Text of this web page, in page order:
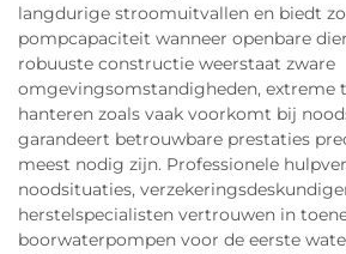
langdurige stroomuitvallen en biedt
pompcapaciteit wanneer openbare
robuuste constructie weerstaat zware
omgevingsomstandigheden, extreme
hanteren zoals vaak voorkomt bij
garandeert betrouwbare prestaties
meest nodig zijn. Professionele
noodsituaties,
herstelspecialisten vertrouwen in
boorwaterpompen voor de eerste